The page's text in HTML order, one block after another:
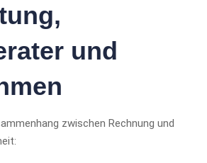
und
zwischen Rechnung und